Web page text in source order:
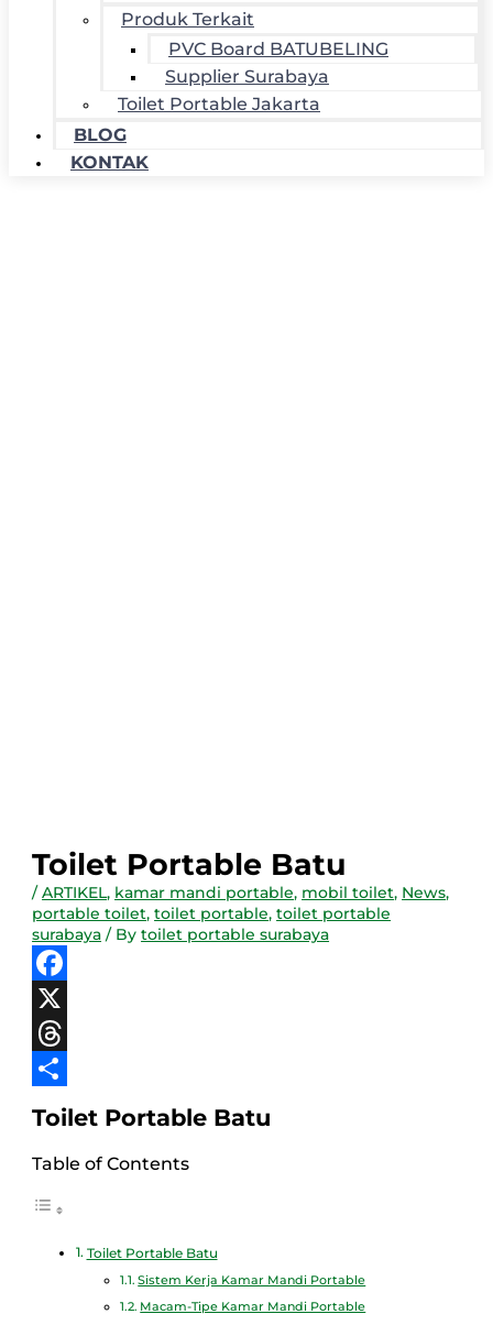
Produk Terkait
PVC Board BATUBELING
Supplier Surabaya
Toilet Portable Jakarta
BLOG
KONTAK
Toilet Portable Batu
/ARTIKEL, kamar mandi portable, mobil toilet, News,
portable toilet,toilet portable,toilet portable
surabaya / Bytoilet portable surabaya
Facebook
X
Threads
Share
Toilet Portable Batu
Table of Contents
Toilet Portable Batu
Sistem Kerja Kamar Mandi Portable
Macam-Tipe Kamar Mandi Portable